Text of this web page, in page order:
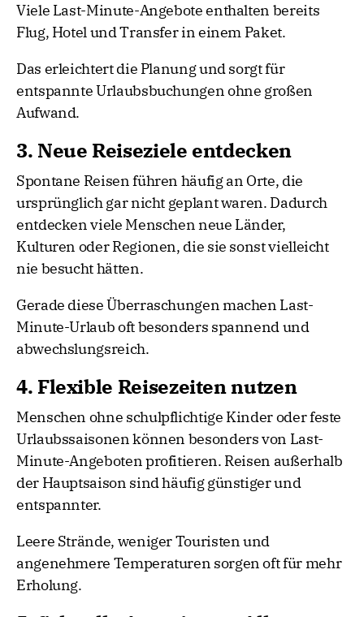
Viele Last-Minute-Angebote enthalten bereits
Flug, Hotel und Transfer in einem Paket.
Das erleichtert die Planung und sorgt für
entspannte Urlaubsbuchungen ohne großen
Aufwand.
3. Neue Reiseziele entdecken
Spontane Reisen führen häufig an Orte, die
ursprünglich gar nicht geplant waren. Dadurch
entdecken viele Menschen neue Länder,
Kulturen oder Regionen, die sie sonst vielleicht
nie besucht hätten.
Gerade diese Überraschungen machen Last-
Minute-Urlaub oft besonders spannend und
abwechslungsreich.
4. Flexible Reisezeiten nutzen
Menschen ohne schulpflichtige Kinder oder feste
Urlaubssaisonen können besonders von Last-
Minute-Angeboten profitieren. Reisen außerhalb
der Hauptsaison sind häufig günstiger und
entspannter.
Leere Strände, weniger Touristen und
angenehmere Temperaturen sorgen oft für mehr
Erholung.